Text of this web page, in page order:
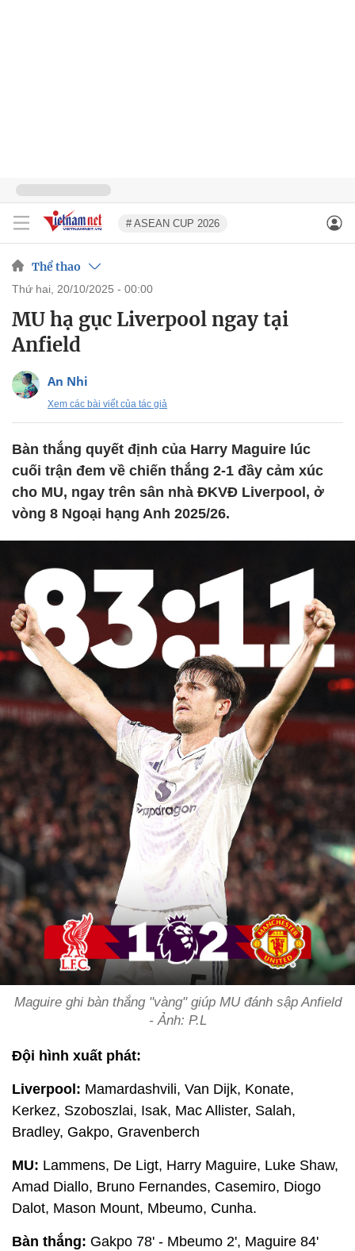
# ASEAN CUP 2026
Thể thao
thứ hai, 20/10/2025 - 00:00
MU hạ gục Liverpool ngay tại
Anfield
An Nhi
Xem các bài viết của tác giả
Bàn thắng quyết định của Harry Maguire lúc
cuối trận đem về chiến thắng 2-1 đầy cảm xúc
cho MU, ngay trên sân nhà ĐKVĐ Liverpool, ở
vòng 8 Ngoại hạng Anh 2025/26.
Maguire ghi bàn thắng "vàng" giúp MU đánh sập Anfield
- Ảnh: P.L
Đội hình xuất phát:
Liverpool: Mamardashvili, Van Dijk, Konate,
Kerkez, Szoboszlai, Isak, Mac Allister, Salah,
Bradley, Gakpo, Gravenberch
MU: Lammens, De Ligt, Harry Maguire, Luke Shaw,
Amad Diallo, Bruno Fernandes, Casemiro, Diogo
Dalot, Mason Mount, Mbeumo, Cunha.
Bàn thắng: Gakpo 78' - Mbeumo 2', Maguire 84'